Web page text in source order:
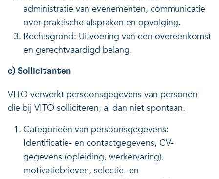
administratie van evenementen, communicatie
over praktische afspraken en opvolging.
Rechtsgrond: Uitvoering van een overeenkomst
en gerechtvaardigd belang.
c) Sollicitanten
VITO verwerkt persoonsgegevens van personen
die bij VITO solliciteren, al dan niet spontaan.
Categorieën van persoonsgegevens:
Identificatie- en contactgegevens, CV-
gegevens (opleiding, werkervaring),
motivatiebrieven, selectie- en